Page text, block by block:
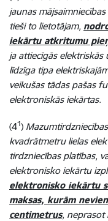
jaunas
tieši to lietotājam,
iekārtu atkritumu
ja attiecīgās
līdzīga tipa
veikušas tādas pašas
elektroniskās iekārtas.
(41)
kvadrātmetru lielas
tirdzniecības platības,
elektronisko iekārtu
elektronisko iekārtu
maksas, kurām
centimetrus, neprasot